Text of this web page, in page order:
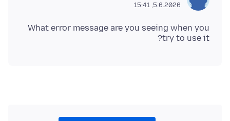
5.6.2026, 15:41
What error message are you seeing when you
try to use it?